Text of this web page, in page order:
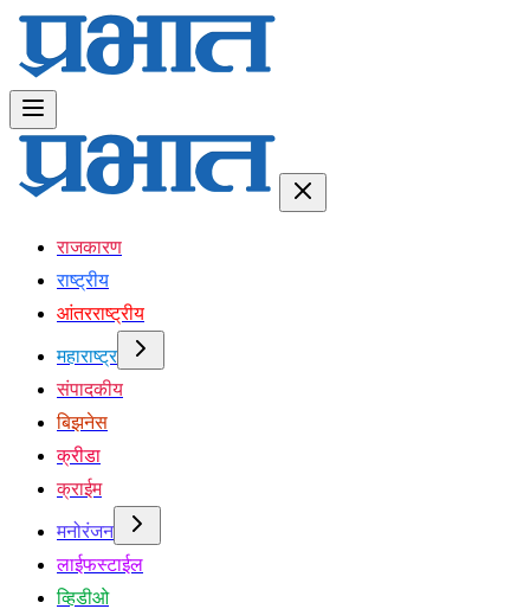
राजकारण
राष्ट्रीय
आंतरराष्ट्रीय
महाराष्ट्र
संपादकीय
बिझनेस
क्रीडा
क्राईम
मनोरंजन
लाईफस्टाईल
व्हिडीओ